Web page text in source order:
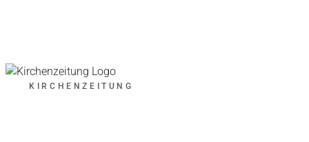
KIRCHENZEITUNG